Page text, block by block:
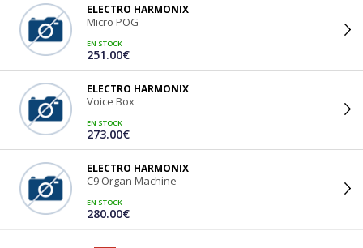
ELECTRO HARMONIX
Micro POG
EN STOCK
251.00€
ELECTRO HARMONIX
Voice Box
EN STOCK
273.00€
ELECTRO HARMONIX
C9 Organ Machine
EN STOCK
280.00€